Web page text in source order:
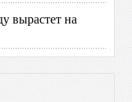
вырастет на